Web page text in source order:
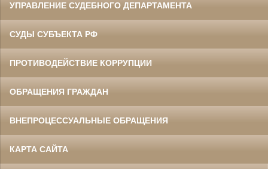
УПРАВЛЕНИЕ СУДЕБНОГО ДЕПАРТАМЕНТА
СУДЫ СУБЪЕКТА РФ
ПРОТИВОДЕЙСТВИЕ КОРРУПЦИИ
ОБРАЩЕНИЯ ГРАЖДАН
ВНЕПРОЦЕССУАЛЬНЫЕ ОБРАЩЕНИЯ
КАРТА САЙТА